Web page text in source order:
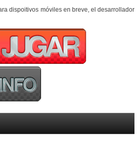
dispoitivos móviles en breve, el desarrollador